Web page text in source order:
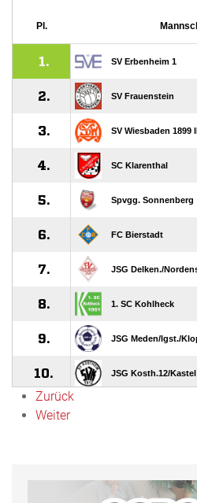
Zurück
Weiter